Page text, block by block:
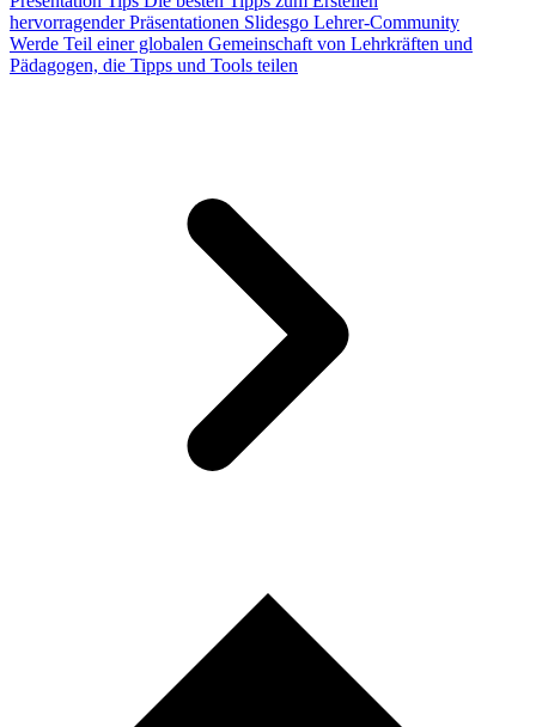
hervorragender Präsentationen Slidesgo Lehrer-Community
Werde Teil einer globalen Gemeinschaft von Lehrkräften und
Pädagogen, die Tipps und Tools teilen